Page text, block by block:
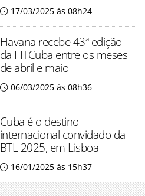
17/03/2025 às 08h24
Havana recebe 43ª edição
da FITCuba entre os meses
de abril e maio
06/03/2025 às 08h36
Cuba é o destino
internacional convidado da
BTL 2025, em Lisboa
16/01/2025 às 15h37